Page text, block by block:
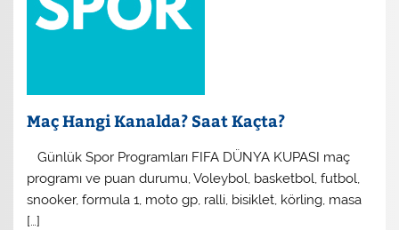
Maç Hangi Kanalda? Saat Kaçta?
​ Günlük Spor Programları FIFA DÜNYA KUPASI maç
programı ve puan durumu, Voleybol, basketbol, futbol,
snooker, formula 1, moto gp, ralli, bisiklet, körling, masa
[…]